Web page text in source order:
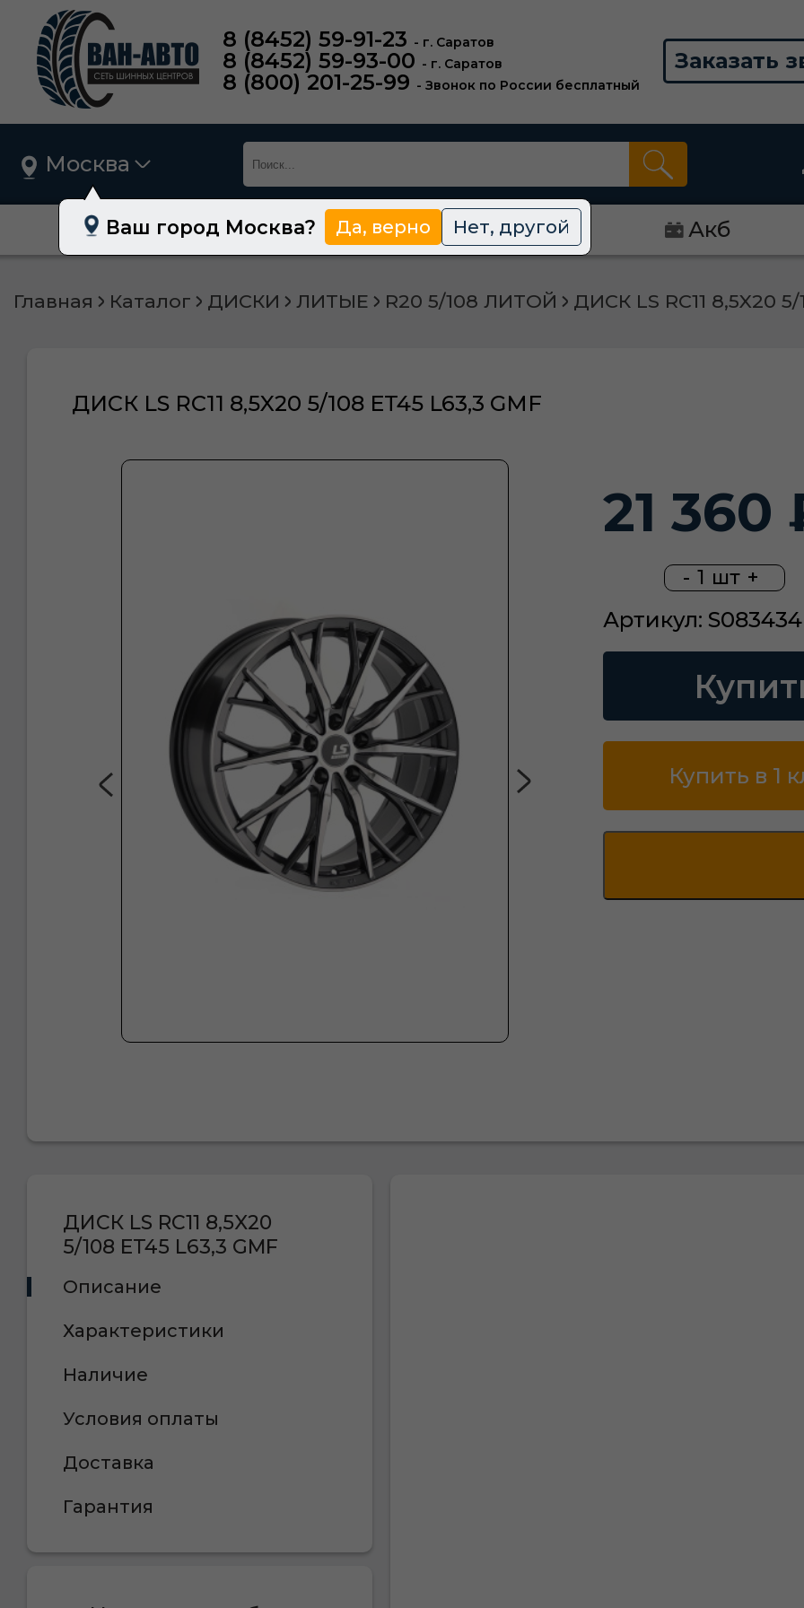
8 (8452) 59-91-23 - г. Саратов
8 (8452) 59-93-00 - г. Саратов
8 (800) 201-25-99 - Звонок по России бесплатный
Заказать
Москва
Ваш город Москва? Да, верно Нет, другой
О нас Шины Диски Акб
Главная Каталог ДИСКИ ЛИТЫЕ R20 5/108 ЛИТОЙ ДИСК LS RC11 8,5X20
ДИСК LS RC11 8,5X20 5/108 ET45 L63,3 GMF
21 360
- 1 шт +
Артикул: S083434
Купить в 1
ДИСК LS RC11 8,5X20
5/108 ET45 L63,3 GMF
Описание
Характеристики
Наличие
Условия оплаты
Доставка
Гарантия